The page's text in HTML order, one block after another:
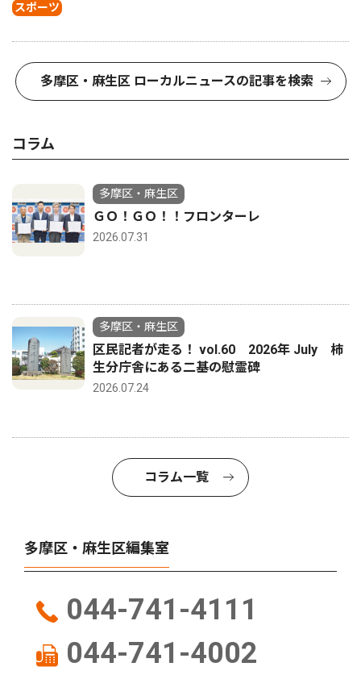
スポーツ
多摩区・麻生区 ローカルニュースの記事を検索
コラム
多摩区・麻生区
ＧＯ！ＧＯ！！フロンターレ
2026.07.31
多摩区・麻生区
区民記者が走る！ vol.60 2026年 July 柿
生分庁舎にある二基の慰霊碑
2026.07.24
コラム一覧
多摩区・麻生区編集室
044-741-4111
044-741-4002